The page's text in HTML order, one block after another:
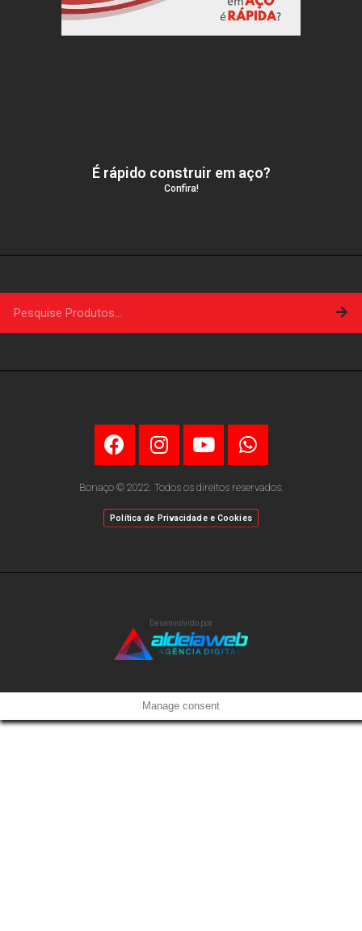
É rápido construir em aço?
Confira!
Bonaço © 2022. Todos os direitos reservados.
Política de Privacidade e Cookies
Desenvolvido por
Manage consent